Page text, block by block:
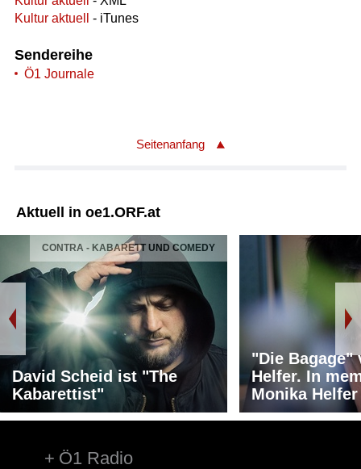
Kultur aktuell
- iTunes
Sendereihe
Ö1 Journale
Seitenanfang
Aktuell in oe1.ORF.at
CONTRA - KABARETT UND COMEDY
David Scheid ist "The
Kabarettist"
"Die Bagage"
Helfer. In
Monika Helfer
Ö1 Radio